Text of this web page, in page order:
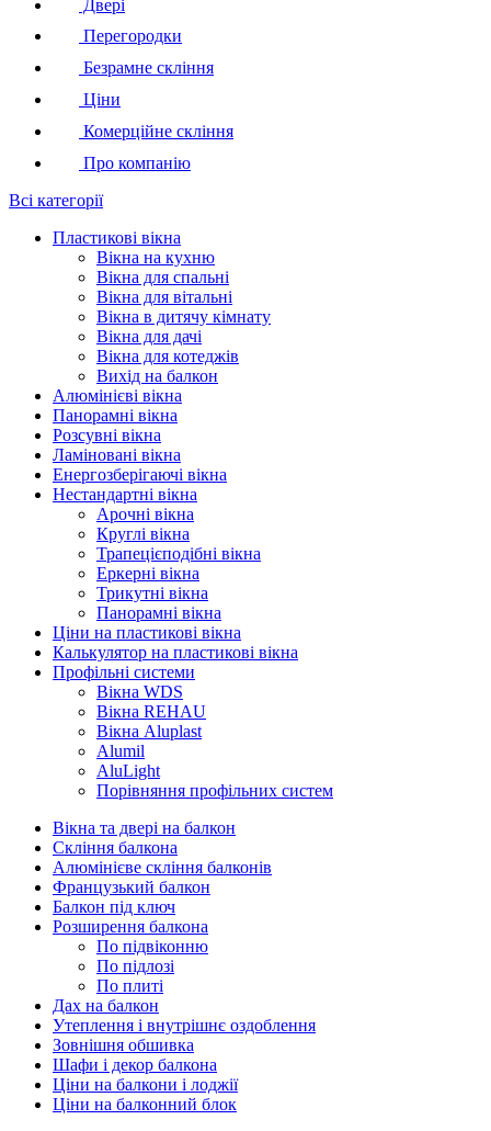
Двері
Перегородки
Безрамне скління
Ціни
Комерційне скління
Про компанію
Всі категорії
Пластикові вікна
Вікна на кухню
Вікна для спальні
Вікна для вітальні
Вікна в дитячу кімнату
Вікна для дачі
Вікна для котеджів
Вихід на балкон
Алюмінієві вікна
Панорамні вікна
Розсувні вікна
Ламіновані вікна
Енергозберігаючі вікна
Нестандартні вікна
Арочні вікна
Круглі вікна
Трапецієподібні вікна
Еркерні вікна
Трикутні вікна
Панорамні вікна
Ціни на пластикові вікна
Калькулятор на пластикові вікна
Профільні системи
Вікна WDS
Вікна REHAU
Вікна Aluplast
Alumil
AluLight
Порівняння профільних систем
Вікна та двері на балкон
Скління балкона
Алюмінієве скління балконів
Французький балкон
Балкон під ключ
Розширення балкона
По підвіконню
По підлозі
По плиті
Дах на балкон
Утеплення і внутрішнє оздоблення
Зовнішня обшивка
Шафи і декор балкона
Ціни на балкони і лоджії
Ціни на балконний блок